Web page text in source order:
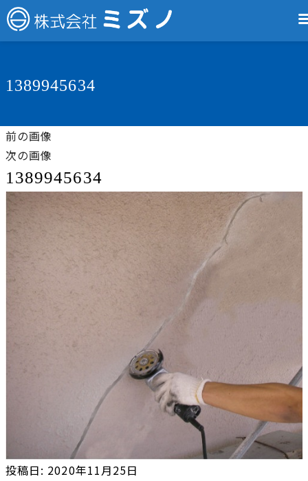
1389945634
前の画像
次の画像
1389945634
投稿日: 2020年11月25日